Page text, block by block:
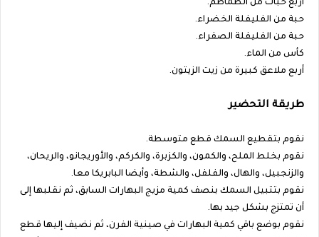
أربع حبات من الطماطم.
حبة من الفليفلة الخضراء.
حبة من الفليفلة الصفراء.
كأس من الماء.
أربع ملاعق كبيرة من زيت الزيتون.
طريقة التحضير
نقوم بتقطيع السمك قطع متوسطة.
نقوم بخلط الملح، والكمون، والكزبرة، والكركم، والأوريجانو، والريحان،
والزنجبيل، والهال، والفلفل، والشطة، وأيضا البابريكا معا.
نقوم بتتبيل السمك بنصف كمية مزيج البهارات السابق، ثم نقلبها إلى
أن تمتزج بشكل جيد بها.
نقوم بوضع باقي كمية البهارات في صينية الفرن، ثم نضيف إليها قطع